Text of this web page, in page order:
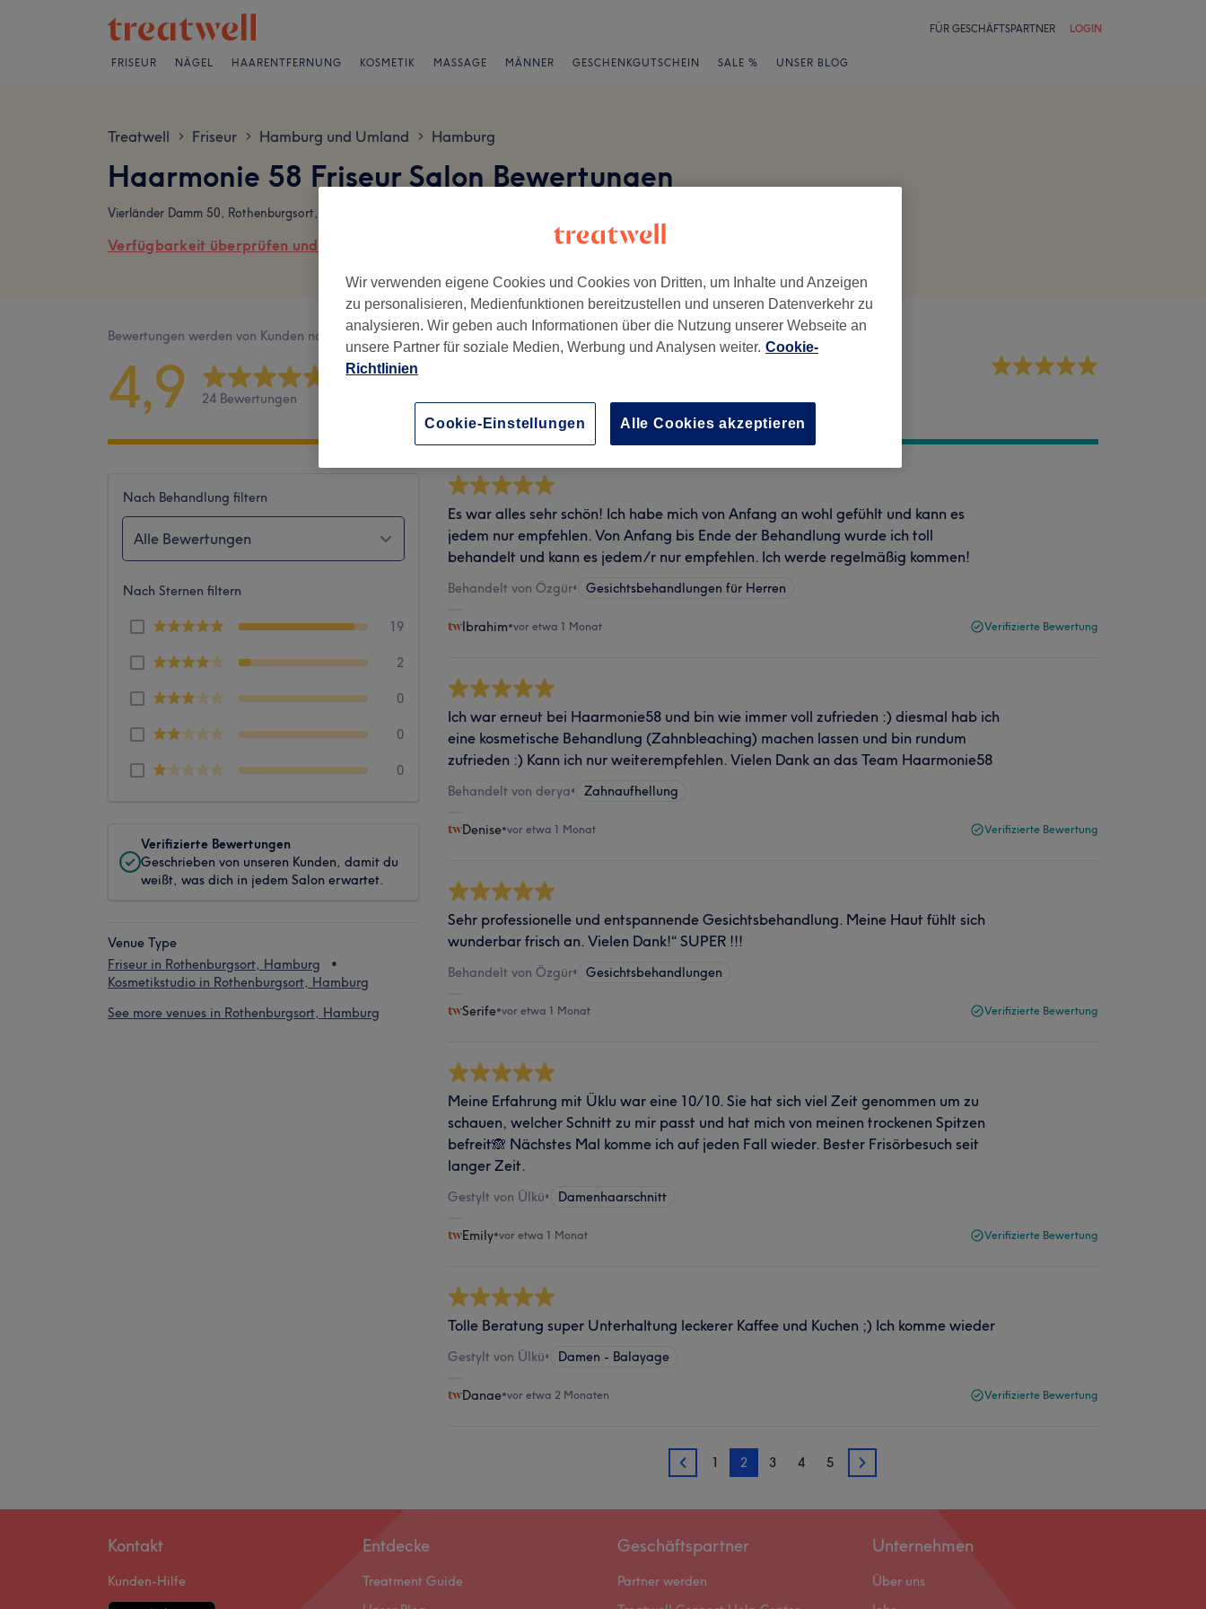
FÜR GESCHÄFTSPARTNER LOGIN
FRISEUR NÄGEL HAARENTFERNUNG KOSMETIK MASSAGE MÄNNER GESCHENKGUTSCHEIN SALE % UNSER BLOG
Treatwell > Friseur > Hamburg und Umland > Hamburg
Haarmonie 58 Friseur Salon Bewertungen
Vierländer Damm 50, Rothenburgsort, 20539 Hamburg
Verfügbarkeit überprüfen und online buchen
Bewertungen werden von Kunden nach ihrem Besuch geschrieben.
4,9 24 Bewertungen Sauberkeit
Nach Behandlung filtern
Alle Bewertungen
Nach Sternen filtern
19
2
0
0
0
Verifizierte Bewertungen
Geschrieben von unseren Kunden, damit du
weißt, was dich in jedem Salon erwartet.
Venue Type
Friseur in Rothenburgsort, Hamburg
Kosmetikstudio in Rothenburgsort, Hamburg
See more venues in Rothenburgsort, Hamburg
Es war alles sehr schön! Ich habe mich von Anfang an wohl gefühlt und kann es
jedem nur empfehlen. Von Anfang bis Ende der Behandlung wurde ich toll
behandelt und kann es jedem/r nur empfehlen. Ich werde regelmäßig kommen!
Behandelt von Özgür• Gesichtsbehandlungen für Herren
Ibrahim•vor etwa 1 Monat Verifizierte Bewertung
Ich war erneut bei Haarmonie58 und bin wie immer voll zufrieden :) diesmal hab ich
eine kosmetische Behandlung (Zahnbleaching) machen lassen und bin rundum
zufrieden :) Kann ich nur weiterempfehlen. Vielen Dank an das Team Haarmonie58
Behandelt von derya• Zahnaufhellung
Denise•vor etwa 1 Monat Verifizierte Bewertung
Sehr professionelle und entspannende Gesichtsbehandlung. Meine Haut fühlt sich
wunderbar frisch an. Vielen Dank!“ SUPER !!!
Behandelt von Özgür• Gesichtsbehandlungen
Serife•vor etwa 1 Monat Verifizierte Bewertung
Meine Erfahrung mit Üklu war eine 10/10. Sie hat sich viel Zeit genommen um zu
schauen, welcher Schnitt zu mir passt und hat mich von meinen trockenen Spitzen
befreit🙈 Nächstes Mal komme ich auf jeden Fall wieder. Bester Frisörbesuch seit
langer Zeit.
Gestylt von Ülkü• Damenhaarschnitt
Emily•vor etwa 1 Monat Verifizierte Bewertung
Tolle Beratung super Unterhaltung leckerer Kaffee und Kuchen ;) Ich komme wieder
Gestylt von Ülkü• Damen - Balayage
Danae•vor etwa 2 Monaten Verifizierte Bewertung
1 1 2 3 4 5 3
Kontakt
Kunden-Hilfe
Entdecke
Treatment Guide
Geschäftspartner
Partner werden
Unternehmen
Über uns
Wir verwenden eigene Cookies und Cookies von Dritten, um Inhalte und Anzeigen
zu personalisieren, Medienfunktionen bereitzustellen und unseren Datenverkehr zu
analysieren. Wir geben auch Informationen über die Nutzung unserer Webseite an
unsere Partner für soziale Medien, Werbung und Analysen weiter. Cookie-
Richtlinien
Cookie-Einstellungen Alle Cookies akzeptieren